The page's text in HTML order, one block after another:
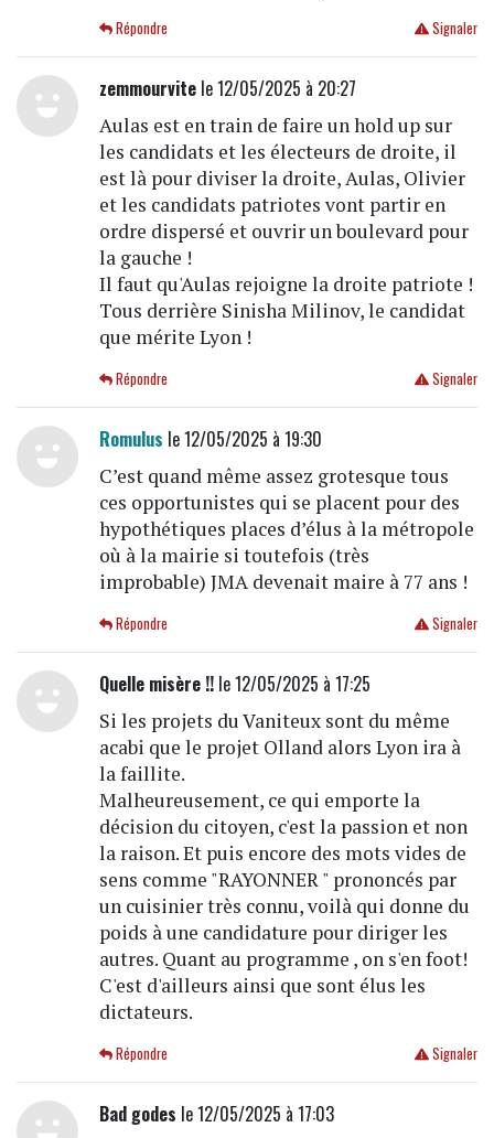
Signaler
Répondre
zemmourvitele 12/05/2025 à 20:27
Aulas est en train de faire un hold up sur
les candidats et les électeurs de droite, il
est là pour diviser la droite, Aulas, Olivier
et les candidats patriotes vont partir en
ordre dispersé et ouvrir un boulevard pour
la gauche !
Il faut qu'Aulas rejoigne la droite patriote !
Tous derrière Sinisha Milinov, le candidat
que mérite Lyon !
Signaler
Répondre
Romulus le 12/05/2025 à 19:30
C’est quand même assez grotesque tous
ces opportunistes qui se placent pour des
hypothétiques places d’élus à la métropole
où à la mairie si toutefois (très
improbable) JMA devenait maire à 77 ans !
Signaler
Répondre
Quelle misère !!le 12/05/2025 à 17:25
Si les projets du Vaniteux sont du même
acabi que le projet Olland alors Lyon ira à
la faillite.
Malheureusement, ce qui emporte la
décision du citoyen, c'est la passion et non
la raison. Et puis encore des mots vides de
sens comme "RAYONNER " prononcés par
un cuisinier très connu, voilà qui donne du
poids à une candidature pour diriger les
autres. Quant au programme , on s'en foot!
C'est d'ailleurs ainsi que sont élus les
dictateurs.
Signaler
Répondre
Bad godes le 12/05/2025 à 17:03